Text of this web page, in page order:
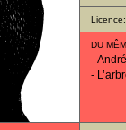
DU
-
-